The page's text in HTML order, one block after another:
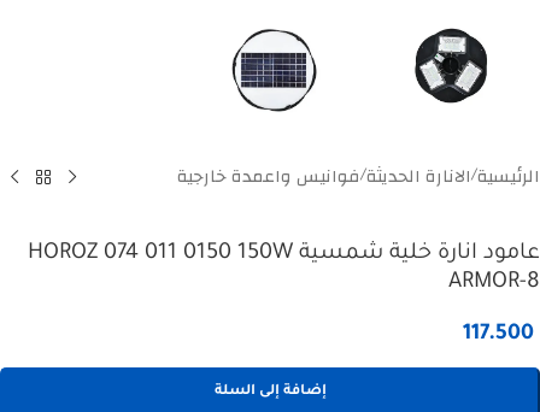
الرئيسية/الانارة الحديثة/فوانيس واعمدة خارجية
عامود انارة خلية شمسية HOROZ 074 011 0150 150W
ARMOR-8
117.500
إضافة إلى السلة